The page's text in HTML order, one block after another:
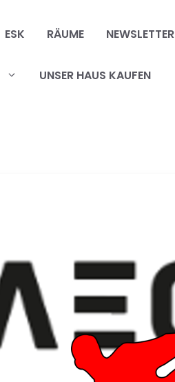
ESK RÄUME NEWSLETTER
UNSER HAUS KAUFEN